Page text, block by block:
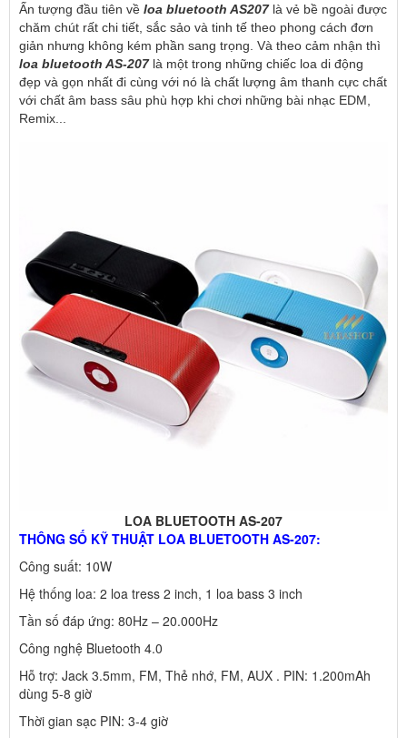
Ấn tượng đầu tiên về loa bluetooth AS207 là vẻ bề ngoài được
chăm chút rất chi tiết, sắc sảo và tinh tế theo phong cách đơn
loa bluetooth AS-207 là một trong những chiếc loa di động
đẹp và gọn nhất đi cùng với nó là chất lượng âm thanh cực chất
với chất âm bass sâu phù hợp khi chơi những bài nhạc EDM,
Remix...
LOA BLUETOOTH AS-207
THÔNG SỐ KỸ THUẬT LOA BLUETOOTH AS-207:
Công suất: 10W
Hệ thống loa: 2 loa tress 2 inch, 1 loa bass 3 inch
Tần số đáp ứng: 80Hz – 20.000Hz
Công nghệ Bluetooth 4.0
Hỗ trợ: Jack 3.5mm, FM, Thẻ nhớ, FM, AUX . PIN: 1.200mAh
dùng 5-8 giờ
Thời gian sạc PIN: 3-4 giờ